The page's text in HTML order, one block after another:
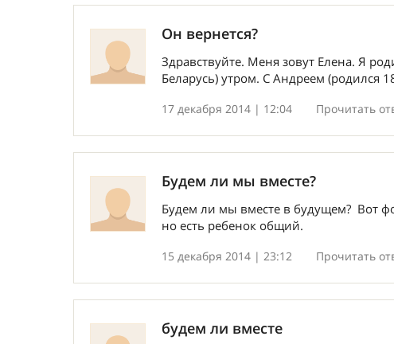
Он вернется?
Здравствуйте. Меня зовут Елена. Я
Беларусь) утром. С Андреем (родился
17 декабря 2014 | 12:04 Прочитать
Будем ли мы вместе?
Будем ли мы вместе в будущем? Вот
но есть ребенок общий.
15 декабря 2014 | 23:12 Прочитать
будем ли вместе